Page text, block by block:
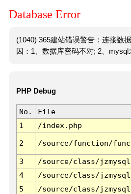
Database Error
(1040) 365建站错误警告：连接数
因：1、数据库密码不对; 2、mysql
PHP Debug
No. File
1
/index.php
2 /source/function/
3 /source/class/
4
/source/class/
5
/source/class/